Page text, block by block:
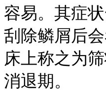
容易。其症
刮除鳞屑后
床上称之为
消退期。